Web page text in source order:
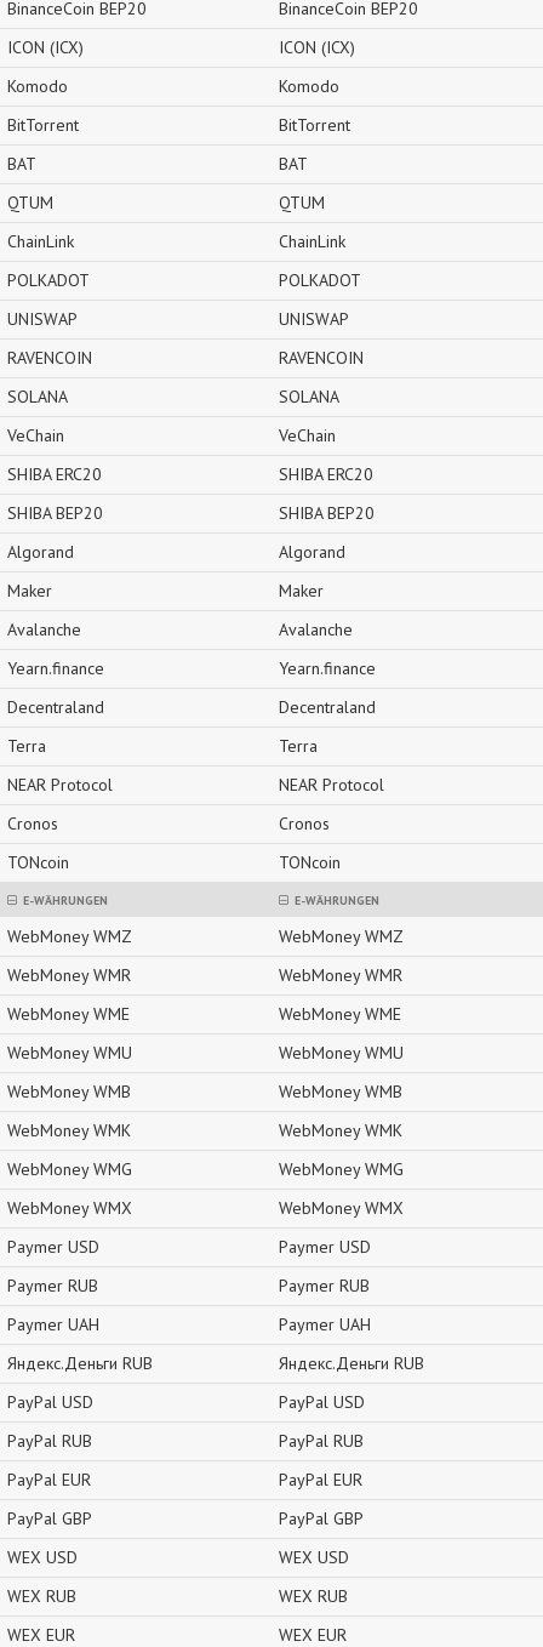
BinanceCoin BEP20
ICON (ICX)
Komodo
BitTorrent
BAT
QTUM
ChainLink
POLKADOT
UNISWAP
RAVENCOIN
SOLANA
VeChain
SHIBA ERC20
SHIBA BEP20
Algorand
Maker
Avalanche
Yearn.finance
Decentraland
Terra
NEAR Protocol
Cronos
TONcoin
E-WÄHRUNGEN
WebMoney WMZ
WebMoney WMR
WebMoney WME
WebMoney WMU
WebMoney WMB
WebMoney WMK
WebMoney WMG
WebMoney WMX
Paymer USD
Paymer RUB
Paymer UAH
Яндекс.Деньги RUB
PayPal USD
PayPal RUB
PayPal EUR
PayPal GBP
WEX USD
WEX RUB
WEX EUR
BinanceCoin BEP20
ICON (ICX)
Komodo
BitTorrent
BAT
QTUM
ChainLink
POLKADOT
UNISWAP
RAVENCOIN
SOLANA
VeChain
SHIBA ERC20
SHIBA BEP20
Algorand
Maker
Avalanche
Yearn.finance
Decentraland
Terra
NEAR Protocol
Cronos
TONcoin
E-WÄHRUNGEN
WebMoney WMZ
WebMoney WMR
WebMoney WME
WebMoney WMU
WebMoney WMB
WebMoney WMK
WebMoney WMG
WebMoney WMX
Paymer USD
Paymer RUB
Paymer UAH
Яндекс.Деньги RUB
PayPal USD
PayPal RUB
PayPal EUR
PayPal GBP
WEX USD
WEX RUB
WEX EUR